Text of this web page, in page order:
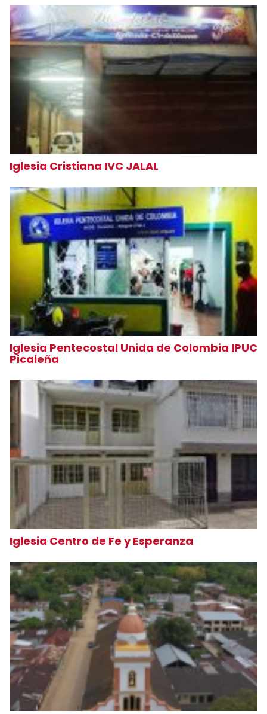
Iglesia Cristiana IVC JALAL
Iglesia Pentecostal Unida de Colombia IPUC
Picaleña
Iglesia Centro de Fe y Esperanza